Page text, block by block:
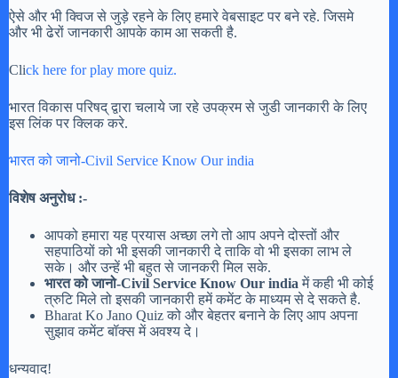
ऐसे और भी क्विज से जुड़े रहने के लिए हमारे वेबसाइट पर बने रहे. जिसमे
और भी ढेरों जानकारी आपके काम आ सकती है.
Click here for play more quiz.
भारत विकास परिषद् द्वारा चलाये जा रहे उपक्रम से जुडी जानकारी के लिए
इस लिंक पर क्लिक करे.
भारत को जानो-Civil Service Know Our india
विशेष अनुरोध :-
आपको हमारा यह प्रयास अच्छा लगे तो आप अपने दोस्तों और
सहपाठियों को भी इसकी जानकारी दे ताकि वो भी इसका लाभ ले
सके। और उन्हें भी बहुत से जानकरी मिल सके.
भारत को जानो-Civil Service Know Our indiaमें कही भी कोई
त्रुटि मिले तो इसकी जानकारी हमें कमेंट के माध्यम से दे सकते है.
Bharat Ko Jano Quiz को और बेहतर बनाने के लिए आप अपना
सुझाव कमेंट बॉक्स में अवश्य दे।
धन्यवाद!